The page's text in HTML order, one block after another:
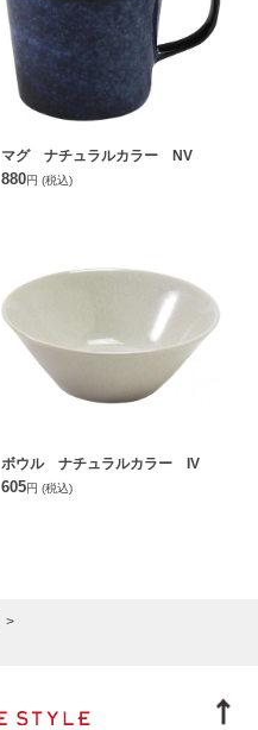
マグ ナチュラルカラー NV
880円 (税込)
ボウル ナチュラルカラー IV
605円 (税込)